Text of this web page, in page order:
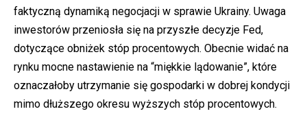
faktyczną dynamiką negocjacji w sprawie Ukrainy. Uwaga
inwestorów przeniosła się na przyszłe decyzje Fed,
dotyczące obniżek stóp procentowych. Obecnie widać na
rynku mocne nastawienie na “miękkie lądowanie”, które
oznaczałoby utrzymanie się gospodarki w dobrej kondycji
mimo dłuższego okresu wyższych stóp procentowych.